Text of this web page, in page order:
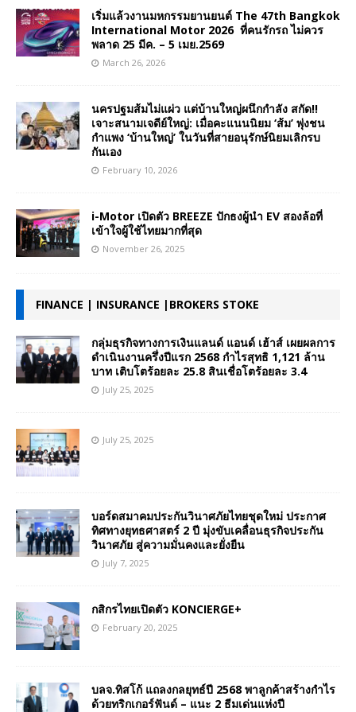
เริ่มแล้วงานมหกรรมยานยนต์ The 47th Bangkok
International Motor 2026 ที่คนรักรถ ไม่ควร
พลาด 25 มีค. – 5 เมย.2569
March 26, 2026
นครปฐมส้มไม่แผ่ว แต่บ้านใหญ่ผนึกกำลัง สกัด!!
เจาะสนามเจดีย์ใหญ่: เมื่อคะแนนนิยม ‘ส้ม’ พุ่งชน
กำแพง ‘บ้านใหญ่’ ในวันที่สายอนุรักษ์นิยมเลิกรบ
กันเอง
February 10, 2026
i-Motor เปิดตัว BREEZE ปักธงผู้นำ EV สองล้อที่
เข้าใจผู้ใช้ไทยมากที่สุด
November 26, 2025
FINANCE | INSURANCE |BROKERS STOKE
กลุ่มธุรกิจทางการเงินแลนด์ แอนด์ เฮ้าส์ เผยผลการ
ดำเนินงานครึ่งปีแรก 2568 กำไรสุทธิ 1,121 ล้าน
บาท เติบโตร้อยละ 25.8 สินเชื่อโตร้อยละ 3.4
July 25, 2025
July 25, 2025
บอร์ดสมาคมประกันวินาศภัยไทยชุดใหม่ ประกาศ
ทิศทางยุทธศาสตร์ 2 ปี มุ่งขับเคลื่อนธุรกิจประกัน
วินาศภัย สู่ความมั่นคงและยั่งยืน
July 7, 2025
กสิกรไทยเปิดตัว KONCIERGE+
February 20, 2025
บลจ.ทิสโก้ แถลงกลยุทธ์ปี 2568 พาลูกค้าสร้างกำไร
ด้วยทริกเกอร์ฟันด์ – แนะ 2 ธีมเด่นแห่งปี